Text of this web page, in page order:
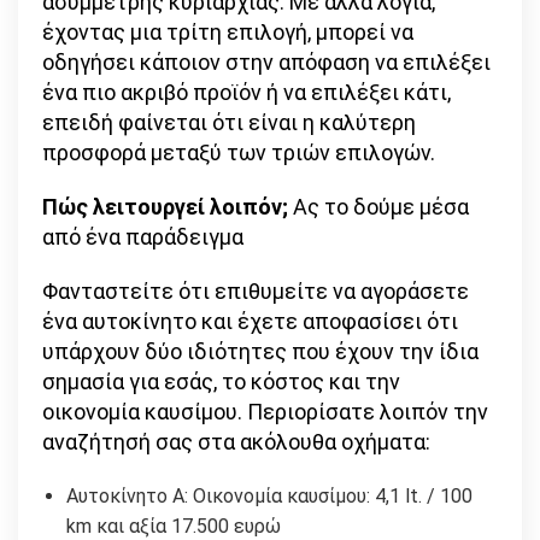
έχοντας μια τρίτη επιλογή, μπορεί να
οδηγήσει κάποιον στην απόφαση να επιλέξει
ένα πιο ακριβό προϊόν ή να επιλέξει κάτι,
επειδή φαίνεται ότι είναι η καλύτερη
προσφορά μεταξύ των τριών επιλογών.
Πώς λειτουργεί λοιπόν; Ας το δούμε μέσα
από ένα παράδειγμα
Φανταστείτε ότι επιθυμείτε να αγοράσετε
ένα αυτοκίνητο και έχετε αποφασίσει ότι
υπάρχουν δύο ιδιότητες που έχουν την ίδια
σημασία για εσάς, το κόστος και την
οικονομία καυσίμου. Περιορίσατε λοιπόν την
αναζήτησή σας στα ακόλουθα οχήματα:
Αυτοκίνητο Α: Οικονομία καυσίμου: 4,1 lt. / 100
km και αξία 17.500 ευρώ